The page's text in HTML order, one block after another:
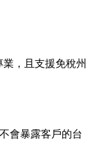
，且支援免稅州
會暴露客戶的台